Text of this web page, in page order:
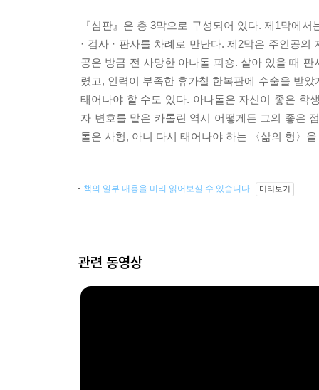
『심판』은 총 3막으로 구성되어 있다. 제1막에
· 검사 · 판사를 차례로 만난다. 제2막은 주인공
공은 방금 전 사망한 아나톨 피숑. 살아 있을 때
렸고, 인력이 부족한 휴가철 한복판에 수술을 받
태어나야 할 수도 있다. 아나톨은 자신이 좋은 학
자 변호를 맡은 카롤린 역시 어떻게든 그의 좋은
톨은 사형, 아니 다시 태어나야 하는 〈삶의 형〉
책의 일부 내용을 미리 읽어보실 수 있습니다. 미리보기
관련 동영상